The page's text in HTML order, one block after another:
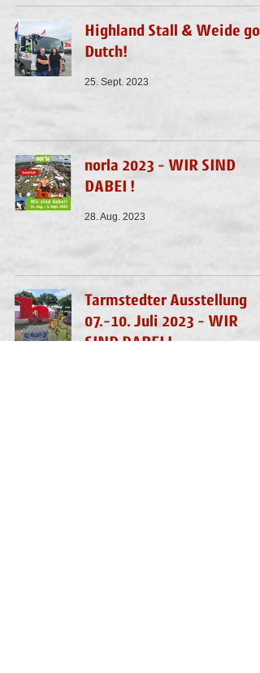
Highland Stall & Weide
Dutch!
25. Sept. 2023
norla 2023 - WIR SIND
DABEI !
28. Aug. 2023
Tarmstedter Ausstellung
07.-10. Juli 2023 - WIR
SIND DABEI !